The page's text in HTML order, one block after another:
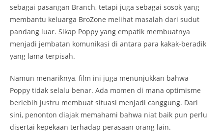
sebagai pasangan Branch, tetapi juga sebagai sosok yang
membantu keluarga BroZone melihat masalah dari sudut
pandang luar. Sikap Poppy yang empatik membuatnya
menjadi jembatan komunikasi di antara para kakak-beradik
yang lama terpisah.
Namun menariknya, film ini juga menunjukkan bahwa
Poppy tidak selalu benar. Ada momen di mana optimisme
berlebih justru membuat situasi menjadi canggung. Dari
sini, penonton diajak memahami bahwa niat baik pun perlu
disertai kepekaan terhadap perasaan orang lain.